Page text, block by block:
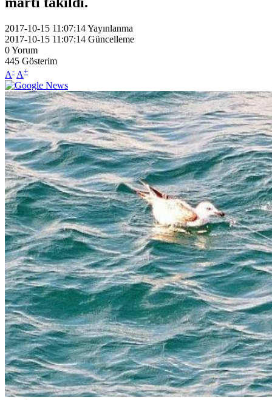
2017-10-15 11:07:14Yayınlanma
2017-10-15 11:07:14 Güncelleme
0Yorum
445 Gösterim
A- A+